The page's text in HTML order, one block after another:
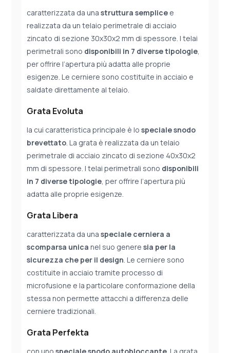
caratterizzata da unastruttura semplice e
realizzata da un telaio perimetrale di acciaio
zincato di sezione 30x30x2 mm di spessore. I telai
perimetrali sono disponibili in 7 diversetipologie
per offrire l’apertura più adatta alle proprie
esigenze. Le cerniere sono costituite in acciaio e
saldate direttamente al telaio.
Grata Evoluta
la cui caratteristica principale è lospeciale snodo
brevettato . La grata è realizzata da un telaio
perimetrale di acciaio zincato di sezione 40x30x2
mm di spessore. I telai perimetrali sono disponibili
in 7 diverse tipologie , per offrire l’apertura più
adatta alle proprie esigenze.
Grata Libera
caratterizzata da unaspeciale cerniera a
scomparsa unica nel suo generesia per la
sicurezza che per il design . Le cerniere sono
costituite in acciaio tramite processo di
microfusione e la particolare conformazione della
stessa non permette attacchi a differenza delle
cerniere tradizionali.
Grata Perfekta
con unospeciale snodo autobloccante . La grata